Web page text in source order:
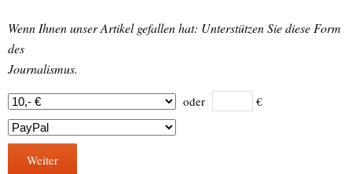
Wenn Ihnen unser Artikel gefallen hat: Unterstützen Sie diese Form
des
Journalismus.
oder €
Weiter